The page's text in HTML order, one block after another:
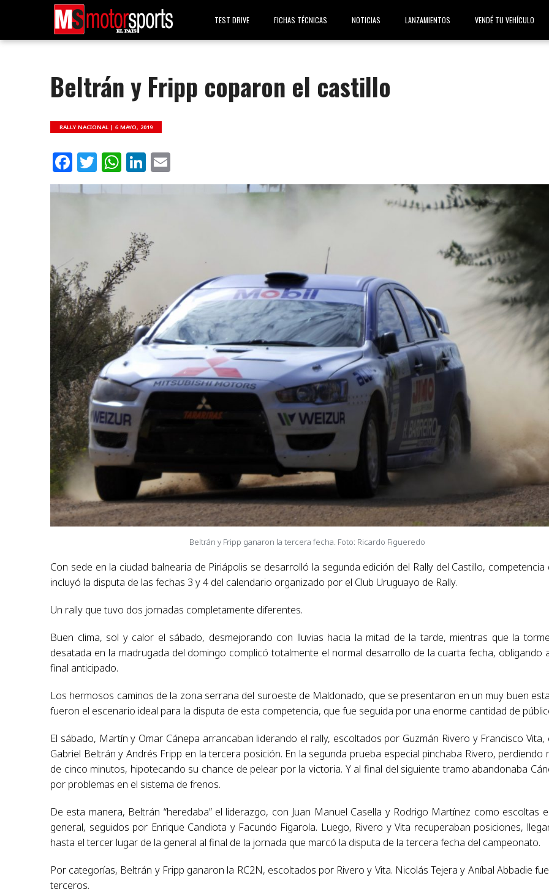
TEST DRIVE FICHAS TÉCNICAS NOTICIAS LANZAMIENTOS VENDÉ TU VEHÍCULO
Beltrán y Fripp coparon el castillo
RALLY NACIONAL |6 MAYO, 2019
Facebook
Twitter
WhatsApp
LinkedIn
Beltrán y Fripp ganaron la tercera fecha. Foto: Ricardo Figueredo
Con sede en la ciudad balnearia de Piriápolis se desarrolló la segunda edición del Rally del Castillo, competencia
incluyó la disputa de las fechas 3 y 4 del calendario organizado por el Club Uruguayo de Rally.
Un rally que tuvo dos jornadas completamente diferentes.
Buen clima, sol y calor el sábado, desmejorando con lluvias hacia la mitad de la tarde, mientras que la
desatada en la madrugada del domingo complicó totalmente el normal desarrollo de la cuarta fecha, obligando
final anticipado.
Los hermosos caminos de la zona serrana del suroeste de Maldonado, que se presentaron en un muy buen
fueron el escenario ideal para la disputa de esta competencia, que fue seguida por una enorme cantidad de
El sábado, Martín y Omar Cánepa arrancaban liderando el rally, escoltados por Guzmán Rivero y Francisco Vita,
Gabriel Beltrán y Andrés Fripp en la tercera posición. En la segunda prueba especial pinchaba Rivero, perdiendo
de cinco minutos, hipotecando su chance de pelear por la victoria. Y al final del siguiente tramo abandonaba
por problemas en el sistema de frenos.
De esta manera, Beltrán “heredaba” el liderazgo, con Juan Manuel Casella y Rodrigo Martínez como escoltas
general, seguidos por Enrique Candiota y Facundo Figarola. Luego, Rivero y Vita recuperaban posiciones,
hasta el tercer lugar de la general al final de la jornada que marcó la disputa de la tercera fecha del campeonato.
Por categorías, Beltrán y Fripp ganaron la RC2N, escoltados por Rivero y Vita. Nicolás Tejera y Aníbal Abbadie
terceros.